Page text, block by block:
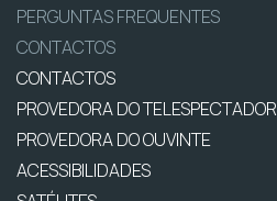
PERGUNTAS FREQUENTES
CONTACTOS
CONTACTOS
PROVEDORA DO TELESPECTADOR
PROVEDORA DO OUVINTE
ACESSIBILIDADES